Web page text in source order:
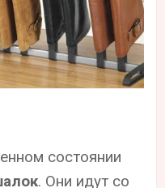
состоянии
. Они идут со